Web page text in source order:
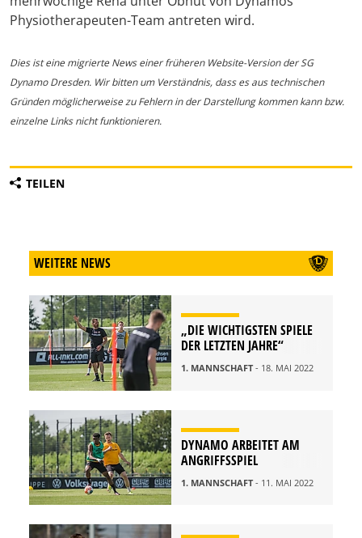
Physiotherapeuten-Team antreten wird.
Dies ist eine migrierte News einer früheren Website-Version der SG
Dynamo Dresden. Wir bitten um Verständnis, dass es aus technischen
Gründen möglicherweise zu Fehlern in der Darstellung kommen kann bzw.
einzelne Links nicht funktionieren.
TEILEN
WEITERE NEWS
„DIE WICHTIGSTEN SPIELE
DER LETZTEN JAHRE“
1. MANNSCHAFT- 18. MAI 2022
DYNAMO ARBEITET AM
ANGRIFFSSPIEL
1. MANNSCHAFT- 11. MAI 2022